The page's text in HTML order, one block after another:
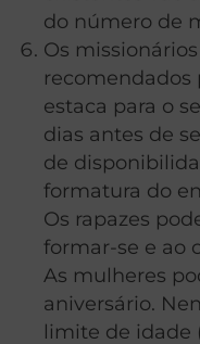
do número de
Os
recomendados
estaca para o
dias antes de
de
formatura do
Os rapazes
formar-se e ao
As mulheres
aniversário.
limite de idade